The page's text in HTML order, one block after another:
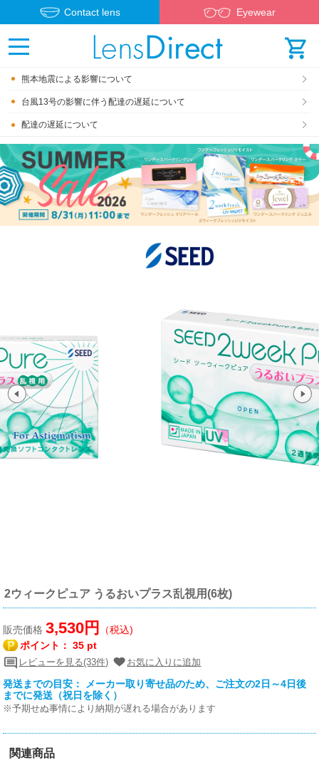
Contact lens Eyewear
熊本地震による影響について
台風13号の影響に伴う配達の遅延について
配達の遅延について
2ウィークピュア うるおいプラス乱視用(6枚)
販売価格3,530円
（税込)
ポイント：35 pt
レビューを見る(33件) お気に入りに追加
発送までの目安： メーカー取り寄せ品のため、ご注文の2日～4日後
までに発送（祝日を除く）
※予期せぬ事情により納期が遅れる場合があります
関連商品